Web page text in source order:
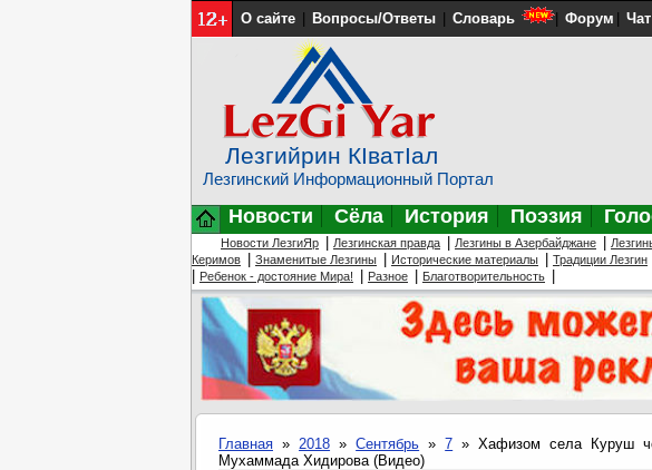
О сайте Вопросы/Ответы Словарь Форум Чат
Лезгийрин КIватIал
Лезгинский Информационный Портал
Новости Сёла История Поэзия
Новости ЛезгиЯр Лезгинская правда Лезгины в Азербайджане
Керимов
Знаменитые Лезгины Исторические материалы Традиции Лезгин
Ребенок - достояние Мира! Разное Благотворительность
Главная »2018 » Сентябрь » 7 » Хафизом села Куруш
Мухаммада Хидирова (Видео)